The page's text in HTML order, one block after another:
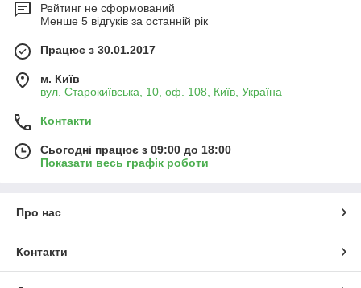
Рейтинг не сформований
Менше 5 відгуків за останній рік
Працює з 30.01.2017
м. Київ
вул. Старокиївська, 10, оф. 108, Київ, Україна
Контакти
Сьогодні працює з 09:00 до 18:00
Показати весь графік роботи
Про нас
Контакти